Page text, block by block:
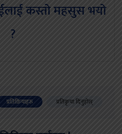
कस्तो महसुस भयो
?
प्रतिक्रियाहरु प्रतिकृया दिनुहोस्